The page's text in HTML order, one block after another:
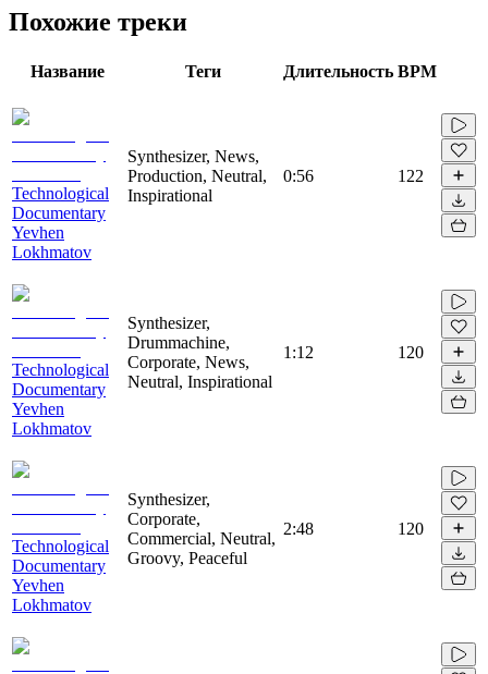
Похожие треки
Название Теги Длительность BPM
Technological
Documentary
Yevhen
Lokhmatov
Synthesizer, News,
Production, Neutral,
Inspirational
0:56 122
Technological
Documentary
Yevhen
Lokhmatov
Synthesizer,
Drummachine,
Corporate, News,
Neutral, Inspirational
1:12 120
Technological
Documentary
Yevhen
Lokhmatov
Synthesizer,
Corporate,
Commercial, Neutral,
Groovy, Peaceful
2:48 120